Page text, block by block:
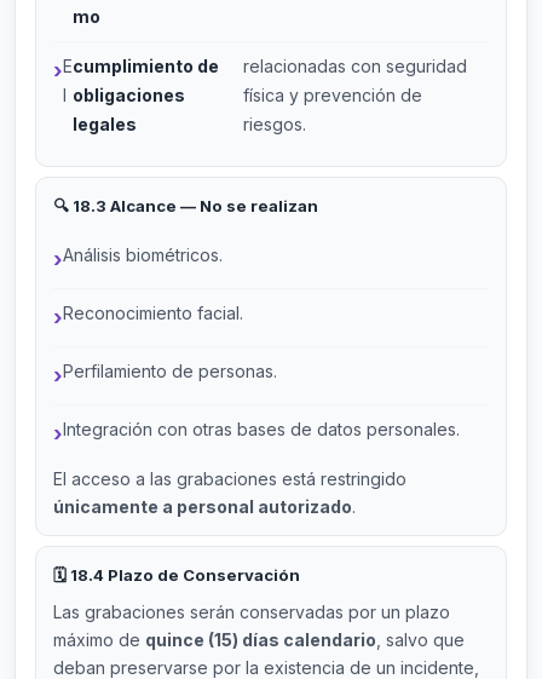
mo
E
l
cumplimiento de
obligaciones
legales
relacionadas con seguridad
física y prevención de
riesgos.
🔍 18.3 Alcance — No se realizan
Análisis biométricos.
Reconocimiento facial.
Perfilamiento de personas.
Integración con otras bases de datos personales.
El acceso a las grabaciones está restringido
únicamente a personal autorizado.
🗓️ 18.4 Plazo de Conservación
Las grabaciones serán conservadas por un plazo
máximo de quince (15) días calendario , salvo que
deban preservarse por la existencia de un incidente,